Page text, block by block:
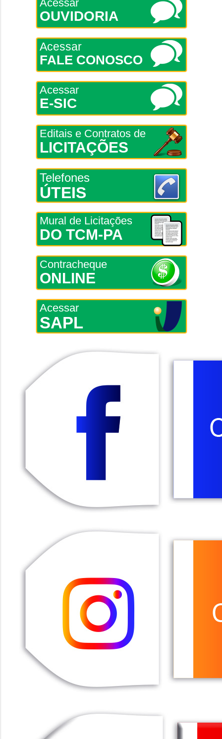
Acessar
OUVIDORIA
Acessar
FALE CONOSCO
Acessar
E-SIC
Editais e Contratos de
LICITAÇÕES
Telefones
ÚTEIS
Mural de Licitações
DO TCM-PA
Contracheque
ONLINE
Acessar
SAPL